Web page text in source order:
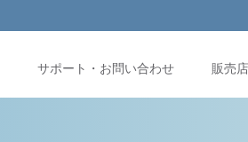
サポート・お問い合わせ 販売